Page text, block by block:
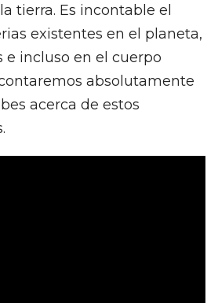
tierra. Es incontable el
existentes en el planeta,
e incluso en el cuerpo
absolutamente
acerca de estos